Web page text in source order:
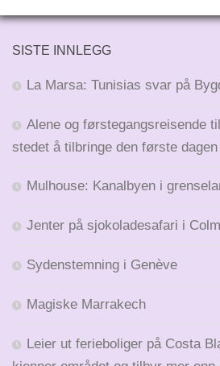
SISTE INNLEGG
La Marsa: Tunisias svar på
Alene og førstegangsreisende
stedet å tilbringe den første dagen
Mulhouse: Kanalbyen i
Jenter på sjokoladesafari i
Sydenstemning i Genève
Magiske Marrakech
Leier ut ferieboliger på Costa